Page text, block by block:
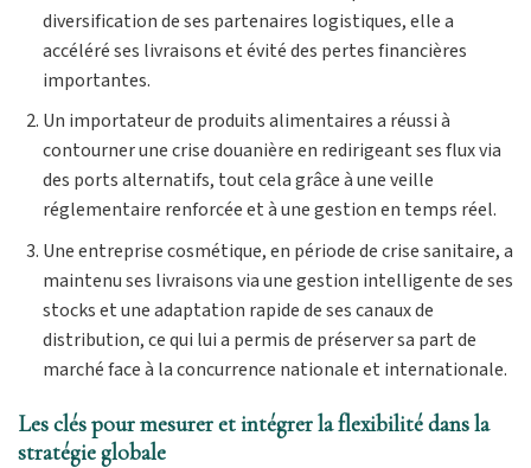
diversification de ses partenaires logistiques, elle a
accéléré ses livraisons et évité des pertes financières
importantes.
Un importateur de produits alimentaires a réussi à
contourner une crise douanière en redirigeant ses flux via
des ports alternatifs, tout cela grâce à une veille
réglementaire renforcée et à une gestion en temps réel.
Une entreprise cosmétique, en période de crise sanitaire, a
maintenu ses livraisons via une gestion intelligente de ses
stocks et une adaptation rapide de ses canaux de
distribution, ce qui lui a permis de préserver sa part de
marché face à la concurrence nationale et internationale.
Les clés pour mesurer et intégrer la flexibilité dans la
stratégie globale